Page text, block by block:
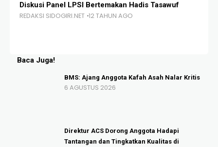
Diskusi Panel LPSI Bertemakan Hadis Tasawuf
REDAKSI SIDOGIRI.NET 12 TAHUN AGO
Baca Juga!
BMS: Ajang Anggota Kafah Asah Nalar Kritis
6 AGUSTUS 2026
Direktur ACS Dorong Anggota Hadapi
Tantangan dan Tingkatkan Kualitas di